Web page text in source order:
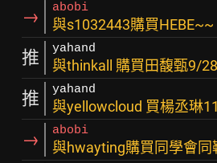
→ abobi
與s1032443購買
推 yahand
與thinkall 購買田馥甄9/
推 yahand
與yellowcloud 買楊丞琳
→ abobi
與hwayting購買同學會